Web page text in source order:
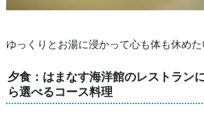
ゆっくりとお湯に浸かって心も体も休めた
夕食：はまなす海洋館のレストラン
ら選べるコース料理